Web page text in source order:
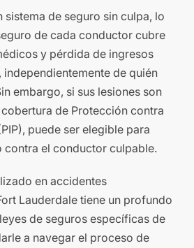
sistema de seguro sin culpa, lo
de cada conductor cubre
y pérdida de ingresos
independientemente de quién
embargo, si sus lesiones son
de Protección contra
puede ser elegible para
contra el conductor culpable.
en accidentes
Lauderdale tiene un profundo
de seguros específicas de
a navegar el proceso de